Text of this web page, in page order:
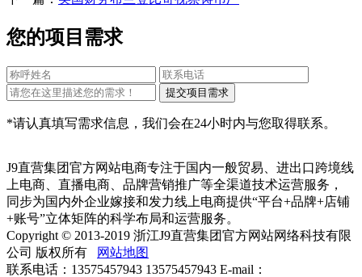
您的项目需求
*请认真填写需求信息，我们会在24小时内与您取得联系。
J9直营集团官方网站电商专注于国内一般贸易、进出口跨境线
上电商、直播电商、品牌营销推广等全渠道技术运营服务，
同步为国内外企业嫁接和发力线上电商提供“平台+品牌+店铺
+账号”立体矩阵的科学布局和运营服务。
Copyright © 2013-2019 浙江J9直营集团官方网站网络科技有限
公司 版权所有
网站地图
联系电话：13575457943 13575457943 E-mail：